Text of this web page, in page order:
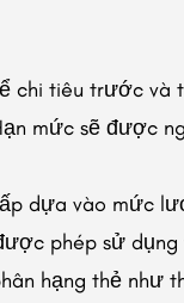
chi tiêu trước và
mức sẽ được
dựa vào mức
phép sử
hạng thẻ như